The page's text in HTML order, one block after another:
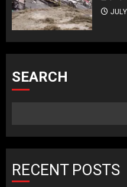
SEARCH
RECENT POSTS